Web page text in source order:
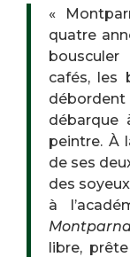
«
quatre
cafés, les
débarque
peintre. À
de ses
des
à
libre,